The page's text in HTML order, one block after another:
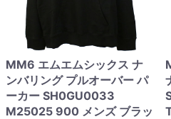
MM6 エムエムシックス ナ
ンバリング プルオーバー パ
ーカー SH0GU0033
M25025 900 メンズ ブラッ